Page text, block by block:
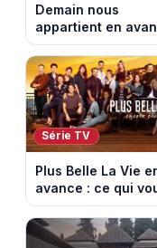
Demain nous
appartient en
ce qui vous attend
semaine du 10 au
août 2026
Série TV
Plus Belle La Vie
avance : ce qui
attend la semaine
10 au 14 août 2026
(spoiler)